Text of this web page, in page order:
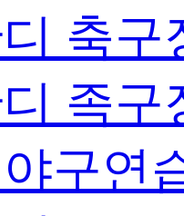
축구
족구
구연